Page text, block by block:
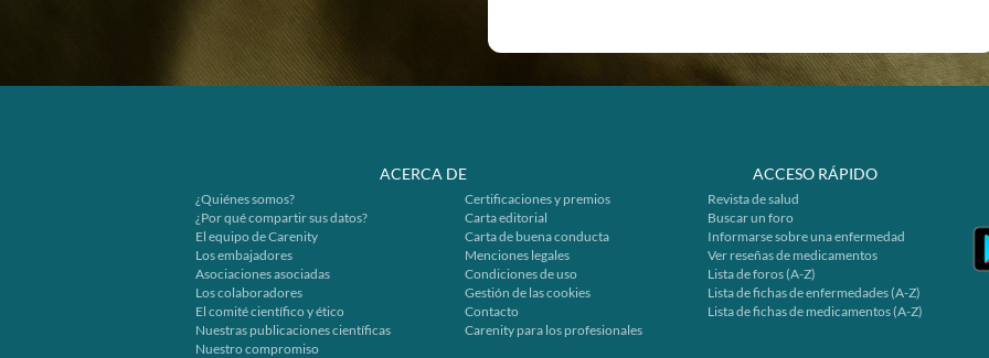
ACERCA DE
¿Quiénes somos?
¿Por qué compartir sus datos?
El equipo de Carenity
Los embajadores
Asociaciones asociadas
Los colaboradores
El comité científico y ético
Nuestras publicaciones científicas
Nuestro compromiso
Certificaciones y premios
Carta editorial
Carta de buena conducta
Menciones legales
Condiciones de uso
Gestión de las cookies
Contacto
Carenity para los profesionales
ACCESO RÁPIDO
Revista de salud
Buscar un foro
Informarse sobre una enfermedad
Ver reseñas de medicamentos
Lista de foros (A-Z)
Lista de fichas de enfermedades (A-Z)
Lista de fichas de medicamentos (A-Z)